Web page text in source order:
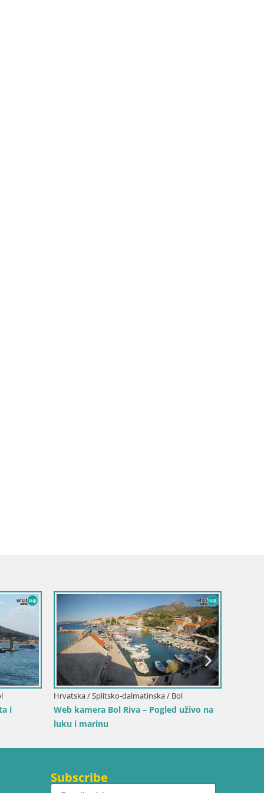
i
Hrvatska / Splitsko-dalmatinska / Bol
Web kamera Bol Riva – Pogled uživo na
luku i marinu
Subscribe